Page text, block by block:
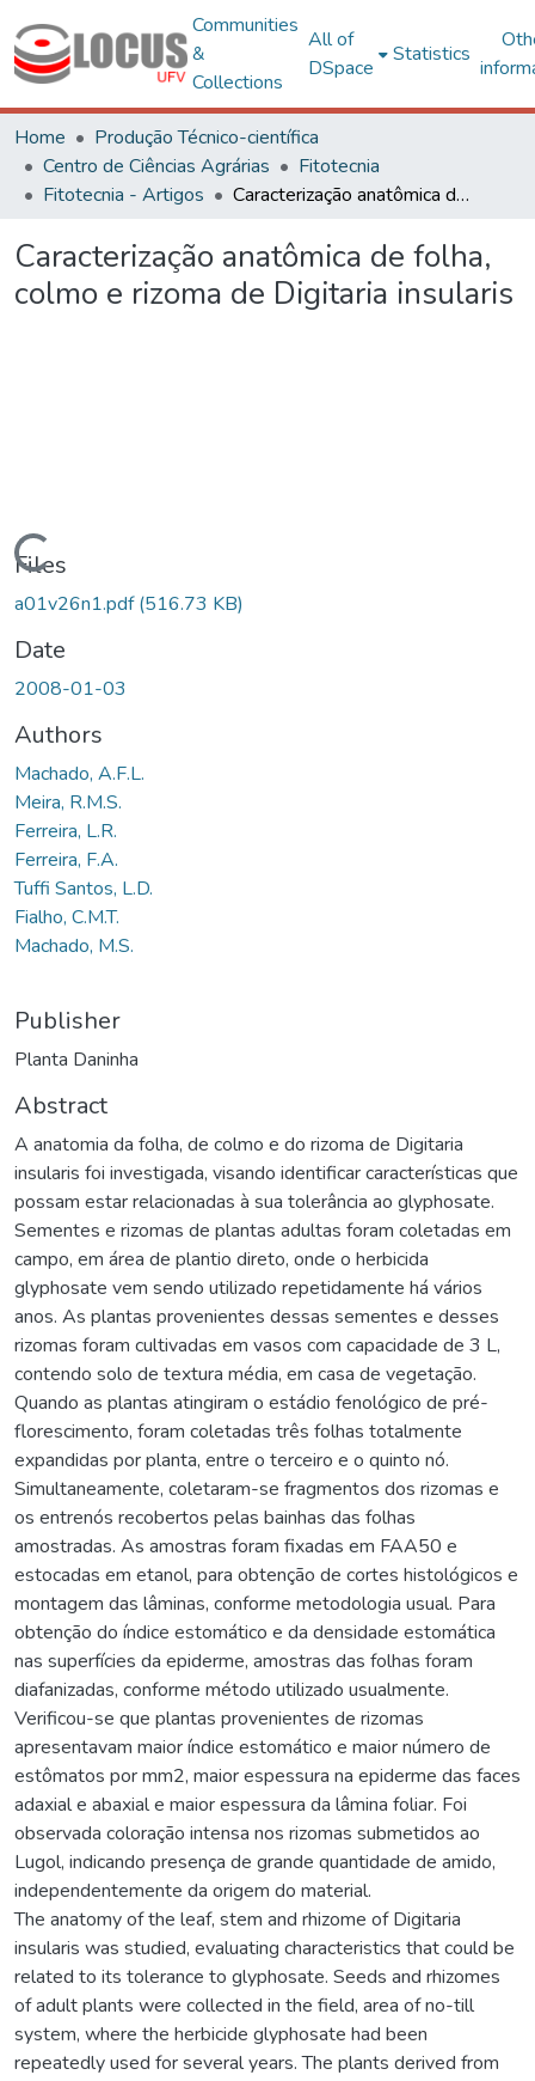
Communities
&
Collections
All of
DSpace
Statistics
Home
Produção Técnico-científica
Centro de Ciências Agrárias
Fitotecnia
Fitotecnia - Artigos
Caracterização anatômica de folha, colmo e rizoma de Digitaria insularis
Caracterização anatômica de folha,
colmo e rizoma de Digitaria insularis
Files
a01v26n1.pdf(516.73 KB)
Date
2008-01-03
Authors
Machado, A.F.L.
Meira, R.M.S.
Ferreira, L.R.
Ferreira, F.A.
Tuffi Santos, L.D.
Fialho, C.M.T.
Machado, M.S.
Publisher
Planta Daninha
Abstract
A anatomia da folha, de colmo e do rizoma de Digitaria
insularis foi investigada, visando identificar características que
possam estar relacionadas à sua tolerância ao glyphosate.
Sementes e rizomas de plantas adultas foram coletadas em
campo, em área de plantio direto, onde o herbicida
glyphosate vem sendo utilizado repetidamente há vários
anos. As plantas provenientes dessas sementes e desses
rizomas foram cultivadas em vasos com capacidade de 3 L,
contendo solo de textura média, em casa de vegetação.
Quando as plantas atingiram o estádio fenológico de pré-
florescimento, foram coletadas três folhas totalmente
expandidas por planta, entre o terceiro e o quinto nó.
Simultaneamente, coletaram-se fragmentos dos rizomas e
os entrenós recobertos pelas bainhas das folhas
amostradas. As amostras foram fixadas em FAA50 e
estocadas em etanol, para obtenção de cortes histológicos e
montagem das lâminas, conforme metodologia usual. Para
obtenção do índice estomático e da densidade estomática
nas superfícies da epiderme, amostras das folhas foram
diafanizadas, conforme método utilizado usualmente.
Verificou-se que plantas provenientes de rizomas
apresentavam maior índice estomático e maior número de
estômatos por mm2, maior espessura na epiderme das faces
adaxial e abaxial e maior espessura da lâmina foliar. Foi
observada coloração intensa nos rizomas submetidos ao
Lugol, indicando presença de grande quantidade de amido,
independentemente da origem do material.
The anatomy of the leaf, stem and rhizome of Digitaria
insularis was studied, evaluating characteristics that could be
related to its tolerance to glyphosate. Seeds and rhizomes
of adult plants were collected in the field, area of no-till
system, where the herbicide glyphosate had been
repeatedly used for several years. The plants derived from